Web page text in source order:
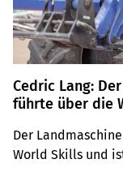
Cedric Lang:
führte über die
Der
World Skills und